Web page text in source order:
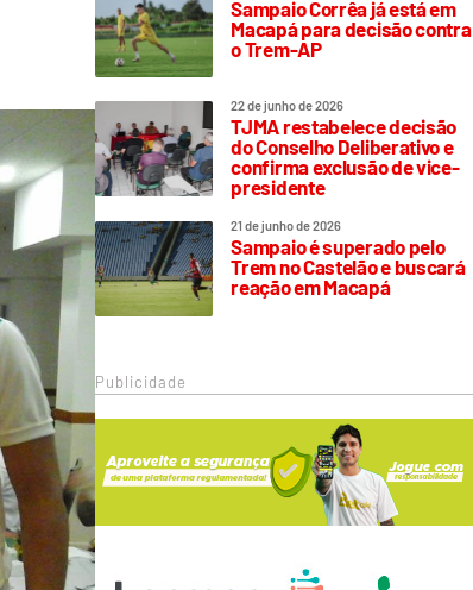
Sampaio Corrêa já está em
Macapá para decisão contra
o Trem-AP
22 de junho de 2026
TJMA restabelece decisão
do Conselho Deliberativo e
confirma exclusão de vice-
presidente
21 de junho de 2026
Sampaio é superado pelo
Trem no Castelão e buscará
reação em Macapá
Publicidade